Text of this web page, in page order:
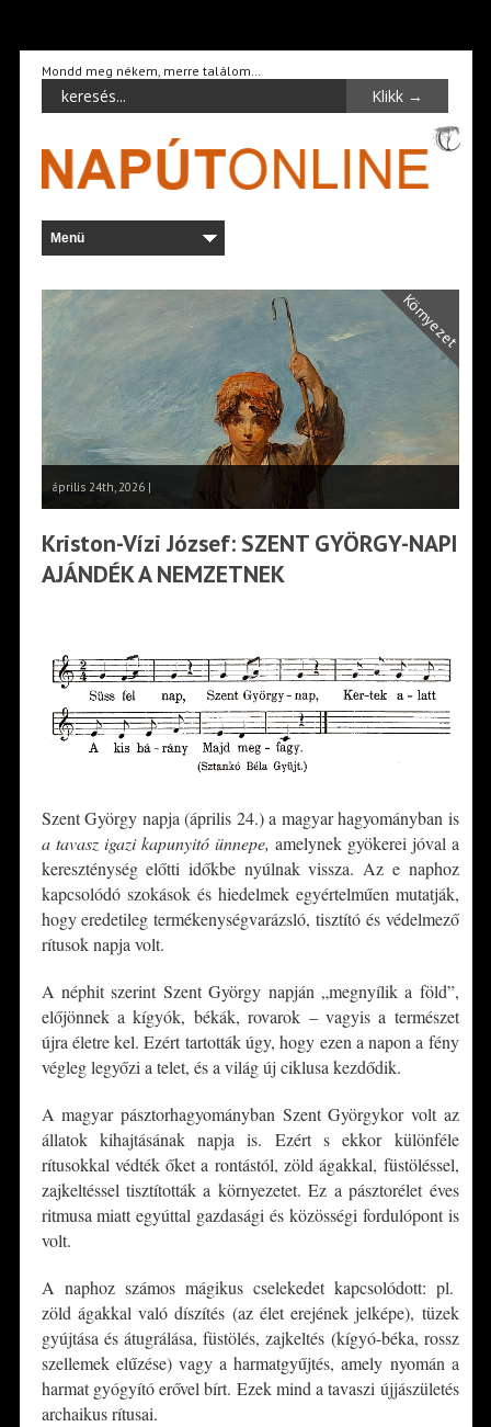
Mondd meg nékem, merre találom…
Környezet
április 24th, 2026 |
Kriston-Vízi József: SZENT GYÖRGY-NAPI
AJÁNDÉK A NEMZETNEK
Szent György napja (április 24.) a magyar hagyományban is
a tavasz igazi kapunyitó ünnepe, amelynek gyökerei jóval a
kereszténység előtti időkbe nyúlnak vissza. Az e naphoz
kapcsolódó szokások és hiedelmek egyértelműen mutatják,
hogy eredetileg termékenységvarázsló, tisztító és védelmező
rítusok napja volt.
A néphit szerint Szent György napján „megnyílik a föld”,
előjönnek a kígyók, békák, rovarok – vagyis a természet
újra életre kel. Ezért tartották úgy, hogy ezen a napon a fény
végleg legyőzi a telet, és a világ új ciklusa kezdődik.
A magyar pásztorhagyományban Szent Györgykor volt az
állatok kihajtásának napja is. Ezért s ekkor különféle
rítusokkal védték őket a rontástól, zöld ágakkal, füstöléssel,
zajkeltéssel tisztították a környezetet. Ez a pásztorélet éves
ritmusa miatt egyúttal gazdasági és közösségi fordulópont is
volt.
A naphoz számos mágikus cselekedet kapcsolódott: pl.
zöld ágakkal való díszítés (az élet erejének jelképe), tüzek
gyújtása és átugrálása, füstölés, zajkeltés (kígyó-béka, rossz
szellemek elűzése) vagy a harmatgyűjtés, amely nyomán a
harmat gyógyító erővel bírt. Ezek mind a tavaszi újjászületés
archaikus rítusai.